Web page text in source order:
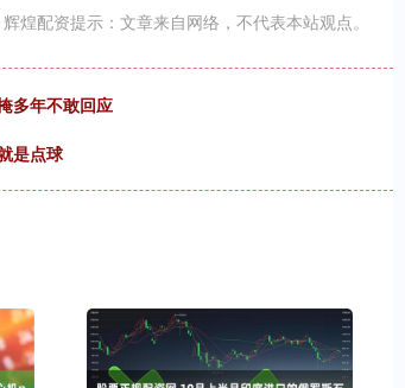
辉煌配资提示：文章来自网络，不代表本站观点。
多年不敢回应
是点球